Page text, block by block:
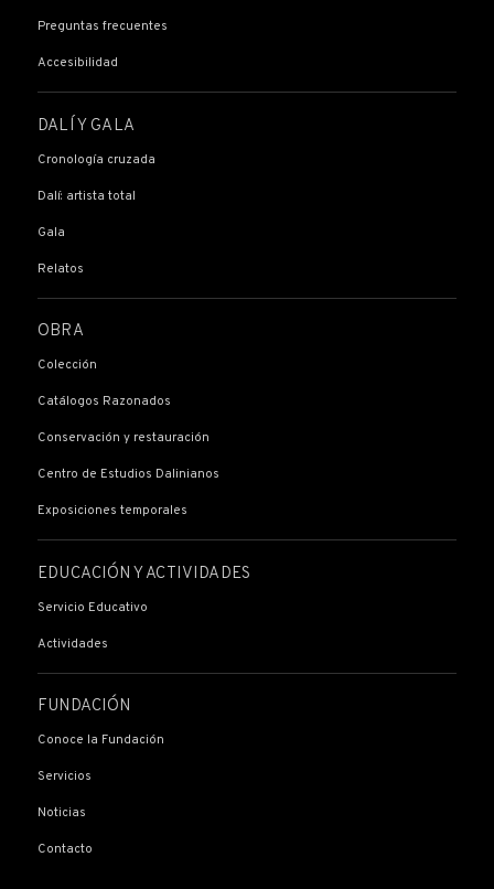
Preguntas frecuentes
Accesibilidad
DALÍ Y GALA
Cronología cruzada
Dalí: artista total
Gala
Relatos
OBRA
Colección
Catálogos Razonados
Conservación y restauración
Centro de Estudios Dalinianos
Exposiciones temporales
EDUCACIÓN Y ACTIVIDADES
Servicio Educativo
Actividades
FUNDACIÓN
Conoce la Fundación
Servicios
Noticias
Contacto